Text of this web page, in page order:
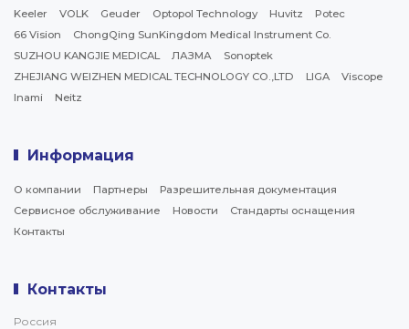
Keeler VOLK Geuder Optopol Technology Huvitz
Potec
66 Vision
ChongQing SunKingdom Medical Instrument Co.
SUZHOU KANGJIE MEDICAL
ЛАЗМА
Sonoptek
ZHEJIANG WEIZHEN MEDICAL TECHNOLOGY CO.,LTD
LIGA
Viscope
Inami
Neitz
Информация
О компании Партнеры
Разрешительная документация
Сервисное обслуживание
Новости
Стандарты оснащения
Контакты
Контакты
Россия